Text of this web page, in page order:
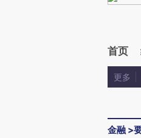
首页
更多
金融 >